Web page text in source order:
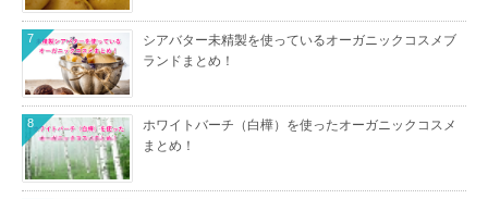
シアバター未精製を使っているオーガニックコスメブ
ランドまとめ！
7
ホワイトバーチ（白樺）を使ったオーガニックコスメ
まとめ！
8